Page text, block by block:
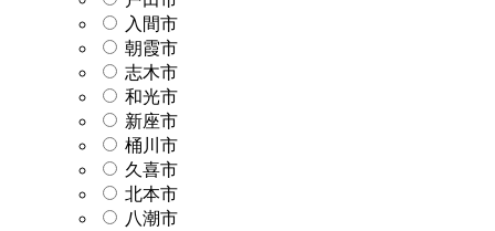
入間市
朝霞市
志木市
和光市
新座市
桶川市
久喜市
北本市
八潮市